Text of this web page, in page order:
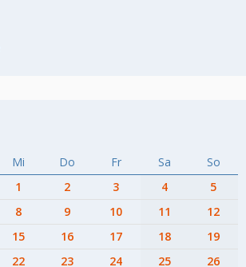
Mi Do Fr Sa
So
1 2 3 4
5
8 9 10 11
12
15 16 17 18
19
22 23 24 25 26